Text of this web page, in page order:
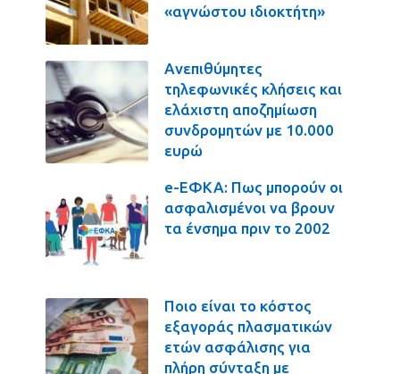
«αγνώστου ιδιοκτήτη»
Ανεπιθύμητες
τηλεφωνικές κλήσεις και
ελάχιστη αποζημίωση
συνδρομητών με 10.000
ευρώ
e-ΕΦΚΑ: Πως μπορούν οι
ασφαλισμένοι να βρουν
τα ένσημα πριν το 2002
Ποιο είναι το κόστος
εξαγοράς πλασματικών
ετών ασφάλισης για
πλήρη σύνταξη με